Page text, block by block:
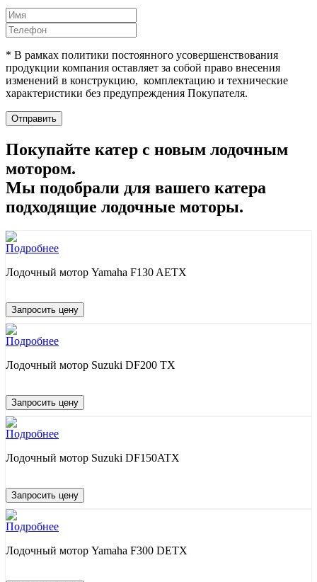
* В рамках политики постоянного усовершенствования
продукции компания оставляет за собой право внесения
изменений в конструкцию, комплектацию и технические
характеристики без предупреждения Покупателя.
Отправить
Покупайте катер c новым лодочным
мотором.
Мы подобрали для вашего катера
подходящие лодочные моторы.
Подробнее
Лодочный мотор Yamaha F130 AETX
Запросить цену
Подробнее
Лодочный мотор Suzuki DF200 TX
Запросить цену
Подробнее
Лодочный мотор Suzuki DF150ATX
Запросить цену
Подробнее
Лодочный мотор Yamaha F300 DETX